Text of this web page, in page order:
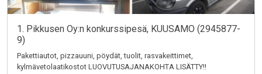
1. Pikkusen Oy:n konkurssipesä, KUUSAMO (2945877-
9)
Pakettiautot, pizzauuni, pöydät, tuolit, rasvakeittimet,
kylmävetolaatikostot LUOVUTUSAJANAKOHTA LISÄTTY!!